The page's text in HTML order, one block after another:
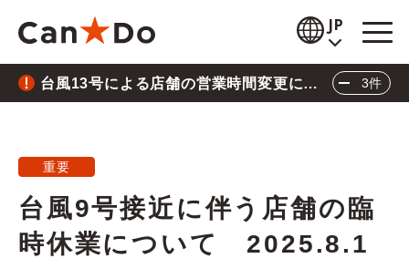
JP
閲覧補助
商品情報
店舗検索
台風13号による店舗の営業時間変更につ
いて
3件
台風13号による店舗の営業時間変更について
2026.7.28 重要
熊本県熊本地方の地震による店舗の一時休業に
重要
台風9号接近に伴う店舗の臨
時休業について 2025.8.1